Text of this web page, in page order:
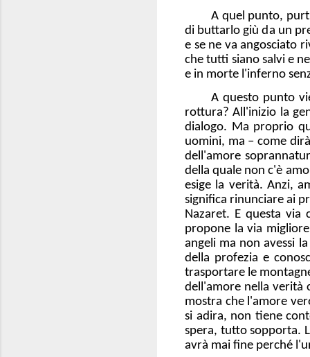
A quel punto,
di buttarlo giù da un
e se ne va angosciato
che tutti siano salvi e
e in morte l'inferno
A questo punto
rottura? All'inizio la
dialogo. Ma proprio
uomini, ma – come
dell'amore
della quale non c'è
esige la verità. Anzi,
significa rinunciare ai
Nazaret. E questa via
propone la via
angeli ma non avessi
della profezia e
trasportare le
dell'amore nella verità
mostra che l'amore
si adira, non tiene
spera, tutto sopporta.
avrà mai fine perché